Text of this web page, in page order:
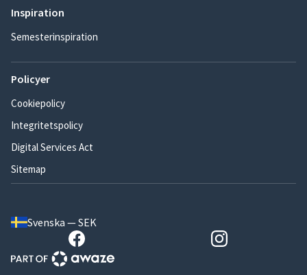
Inspiration
Semesterinspiration
Policyer
Cookiepolicy
Integritetspolicy
Digital Services Act
Sitemap
Svenska — SEK